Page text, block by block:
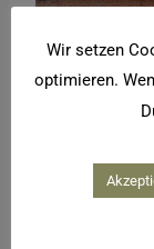
Wir setzen
optimieren.